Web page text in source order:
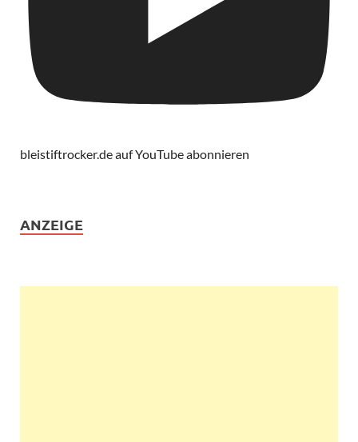
bleistiftrocker.de auf YouTube abonnieren
ANZEIGE